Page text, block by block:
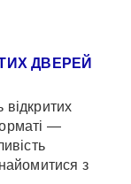
ДВЕРЕЙ
—
з